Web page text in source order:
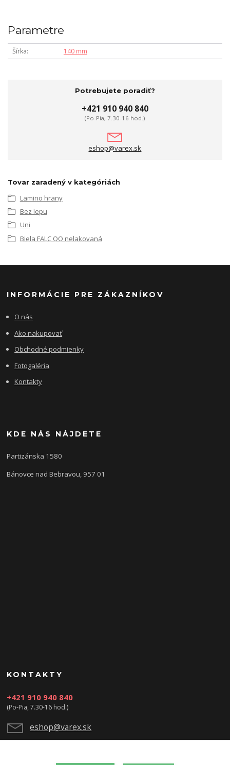
Parametre
Šírka 140 mm
Potrebujete poradiť?
+421 910 940 840
(Po-Pia, 7.30-16 hod.)
eshop@varex.sk
Tovar zaradený v kategóriách
Lamino hrany
Bez lepu
Uni
Biela FALC OO nelakovaná
INFORMÁCIE PRE ZÁKAZNÍKOV
O nás
Ako nakupovať
Obchodné podmienky
Fotogaléria
Kontakty
KDE NÁS NÁJDETE
Partizánska 1580
Bánovce nad Bebravou, 957 01
KONTAKTY
+421 910 940 840
(Po-Pia, 7.30-16 hod.)
eshop@varex.sk